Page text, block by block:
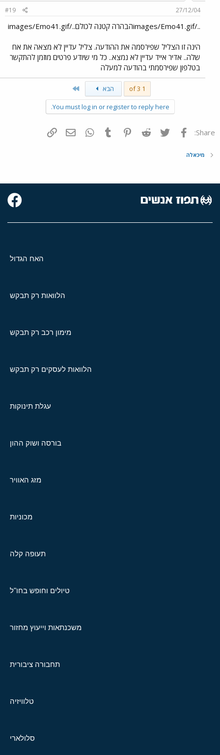
27/12/04
#19
../images/Emo41.gifהבהרה קטנה לכולם../images/Emo41.gif
הינה זו הצליל שפירסמה את ההודעה. צליל עדיין לא מצאה את אח
שלה.. אדיר אייד עדיין לא נמצא.. כל מי שיודע פרטים מוזמן להתקשר
בטלפון שפירסמתי בהודעה למעלה
1 of 3 הבא
You must log in or register to reply here.
Share: פייסבוק Twitter
Reddit
Pinterest
Tumblr
WhatsAppדואר אלקטרוני
מיכאלה
האח הגדול
הלוואות רק תבקש
מימון רכב רק תבקש
הלוואות לעסקים רק תבקש
עגלת תינוקות
בורסה ושוק ההון
מזג האוויר
מכוניות
תעופה קלה
טיולים וחופש בחו"ל
משכנתאות וייעוץ מחזור
תחבורה ציבורית
טלוויזיה
סלולארי